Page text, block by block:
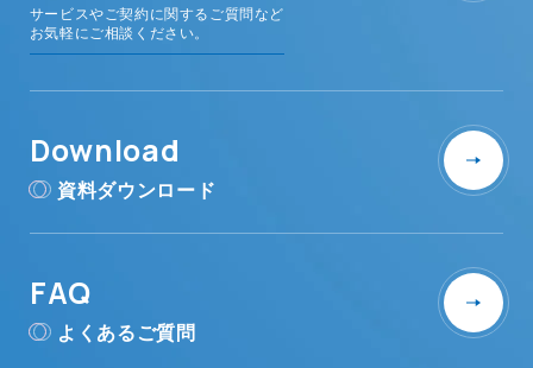
サービスやご契約に関するご質問など
お気軽にご相談ください。
Download
資料ダウンロード
FAQ
よくあるご質問